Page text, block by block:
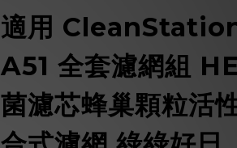
適用
A51 全套濾網組
菌濾芯蜂巢顆粒活